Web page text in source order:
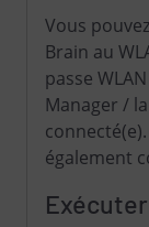
Vous
Brain au
passe
Manager /
également